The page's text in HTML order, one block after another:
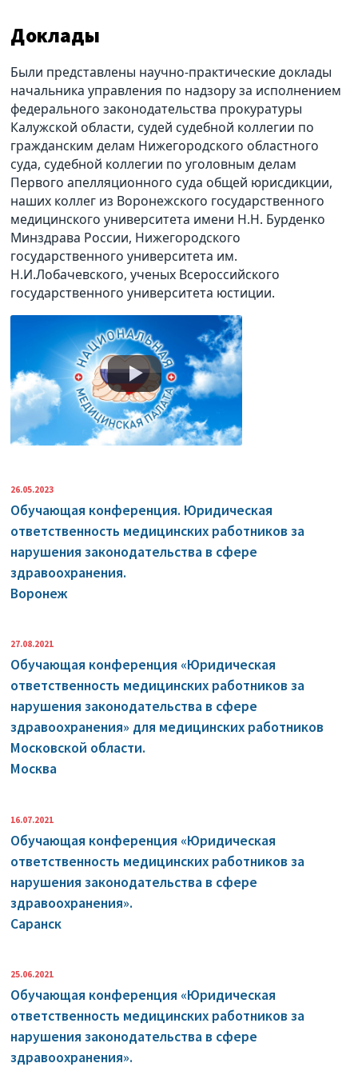
Доклады
Были представлены научно-практические доклады
начальника управления по надзору за исполнением
федерального законодательства прокуратуры
Калужской области, судей судебной коллегии по
гражданским делам Нижегородского областного
суда, судебной коллегии по уголовным делам
Первого апелляционного суда общей юрисдикции,
наших коллег из Воронежского государственного
медицинского университета имени Н.Н. Бурденко
Минздрава России, Нижегородского
государственного университета им.
Н.И.Лобачевского, ученых Всероссийского
государственного университета юстиции.
26.05.2023
Обучающая конференция. Юридическая
ответственность медицинских работников за
нарушения законодательства в сфере
здравоохранения.
Воронеж
27.08.2021
Обучающая конференция «Юридическая
ответственность медицинских работников за
нарушения законодательства в сфере
здравоохранения» для медицинских работников
Московской области.
Москва
16.07.2021
Обучающая конференция «Юридическая
ответственность медицинских работников за
нарушения законодательства в сфере
здравоохранения».
Саранск
25.06.2021
Обучающая конференция «Юридическая
ответственность медицинских работников за
нарушения законодательства в сфере
здравоохранения».